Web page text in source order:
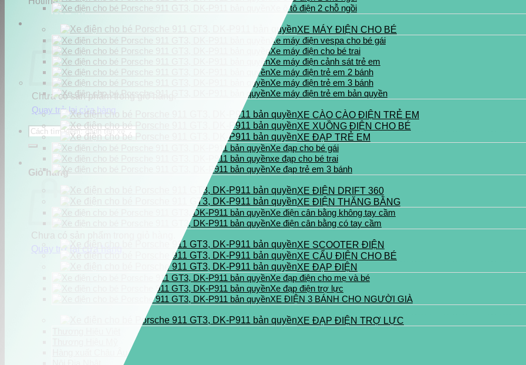
0937.222.487
Chưa có sản phẩm trong giỏ hàng.
Quay trở lại cửa hàng
Tìm
kiếm:
Giỏ hàng
Chưa có sản phẩm trong giỏ hàng.
Quay trở lại cửa hàng
Xe ô tô điện 2 chỗ ngồi
XE MÁY ĐIỆN CHO BÉ
Xe máy điện vespa cho bé gái
Xe máy điện cho bé trai
Xe máy điện cảnh sát trẻ em
Xe máy điện trẻ em 2 bánh
Xe máy điện trẻ em 3 bánh
Xe máy điện trẻ em bản quyền
XE CÀO CÀO ĐIỆN TRẺ EM
XE XUỒNG ĐIỆN CHO BÉ
XE ĐẠP TRẺ EM
Xe đạp cho bé gái
xe đạp cho bé trai
Xe đạp trẻ em 3 bánh
XE ĐIỆN DRIFT 360
XE ĐIỆN THĂNG BẰNG
Xe điện cân bằng không tay cầm
Xe điện cân bằng có tay cầm
XE SCOOTER ĐIỆN
XE CẨU ĐIỆN CHO BÉ
XE ĐẠP ĐIỆN
Xe đạp điện cho mẹ và bé
Xe đạp điện trợ lực
XE ĐIỆN 3 BÁNH CHO NGƯỜI GIÀ
XE ĐẠP ĐIỆN TRỢ LỰC